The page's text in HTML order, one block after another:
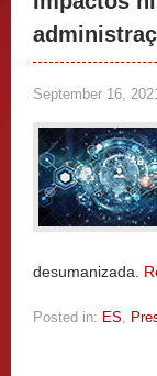
September 16,
desumanizada.
Posted in: ES,